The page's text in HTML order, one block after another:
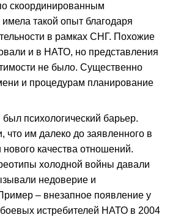
скоординированным
такой опыт благодаря
в рамках СНГ. Похожие
и в НАТО, но представления
не было. Существенно
и процедурам планирование
психологический барьер.
что им далеко до заявленного в
качества отношений.
холодной войны давали
недоверие и
– внезапное появление у
истребителей НАТО в 2004